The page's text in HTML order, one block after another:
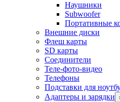
Наушники
Subwoofer
Портативные
Внешние диски
Флеш карты
SD карты
Соединители
Теле-фото-видео
Телефоны
Подставки для
Адаптеры и зарядки